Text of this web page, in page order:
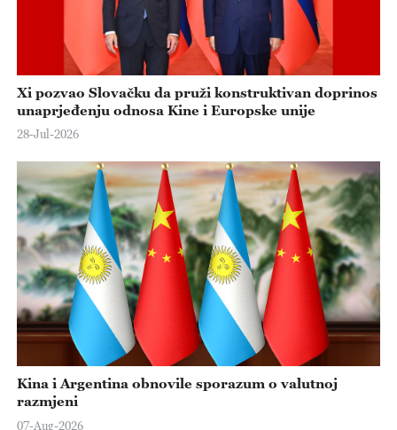
Xi pozvao Slovačku da pruži konstruktivan doprinos
unaprjeđenju odnosa Kine i Europske unije
28-Jul-2026
Kina i Argentina obnovile sporazum o valutnoj
razmjeni
07-Aug-2026